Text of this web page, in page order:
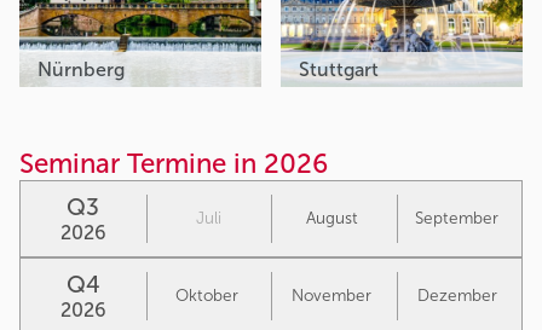
Nürnberg Stuttgart
Seminar Termine in 2026
Q3
2026
Juli August September
Q4
2026
Oktober November Dezember